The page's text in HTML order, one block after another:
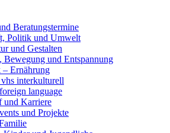
Beratungstermine
Politik und Umwelt
und Gestalten
Bewegung und Entspannung
Ernährung
vhs interkulturell
language
und Karriere
und Projekte